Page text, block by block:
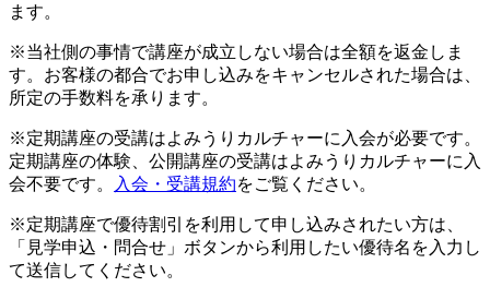
ます。
※当社側の事情で講座が成立しない場合は全額を返金しま
す。お客様の都合でお申し込みをキャンセルされた場合は、
所定の手数料を承ります。
※定期講座の受講はよみうりカルチャーに入会が必要です。
定期講座の体験、公開講座の受講はよみうりカルチャーに入
会不要です。
入会・受講規約をご覧ください。
※定期講座で優待割引を利用して申し込みされたい方は、
「見学申込・問合せ」ボタンから利用したい優待名を入力し
て送信してください。